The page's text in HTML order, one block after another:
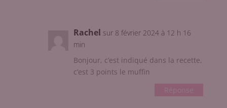
Rachel sur 8 février 2024 à 12 h 16
min
Bonjour, c’est indiqué dans la recette,
c’est 3 points le muffin
Réponse